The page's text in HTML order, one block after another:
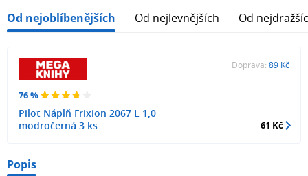
Od nejoblíbenějších Od nejlevnějších Od
76 %
Pilot Náplň Frixion 2067 L 1,0
modročerná 3 ks
Doprava: 89 Kč
61 Kč
Popis